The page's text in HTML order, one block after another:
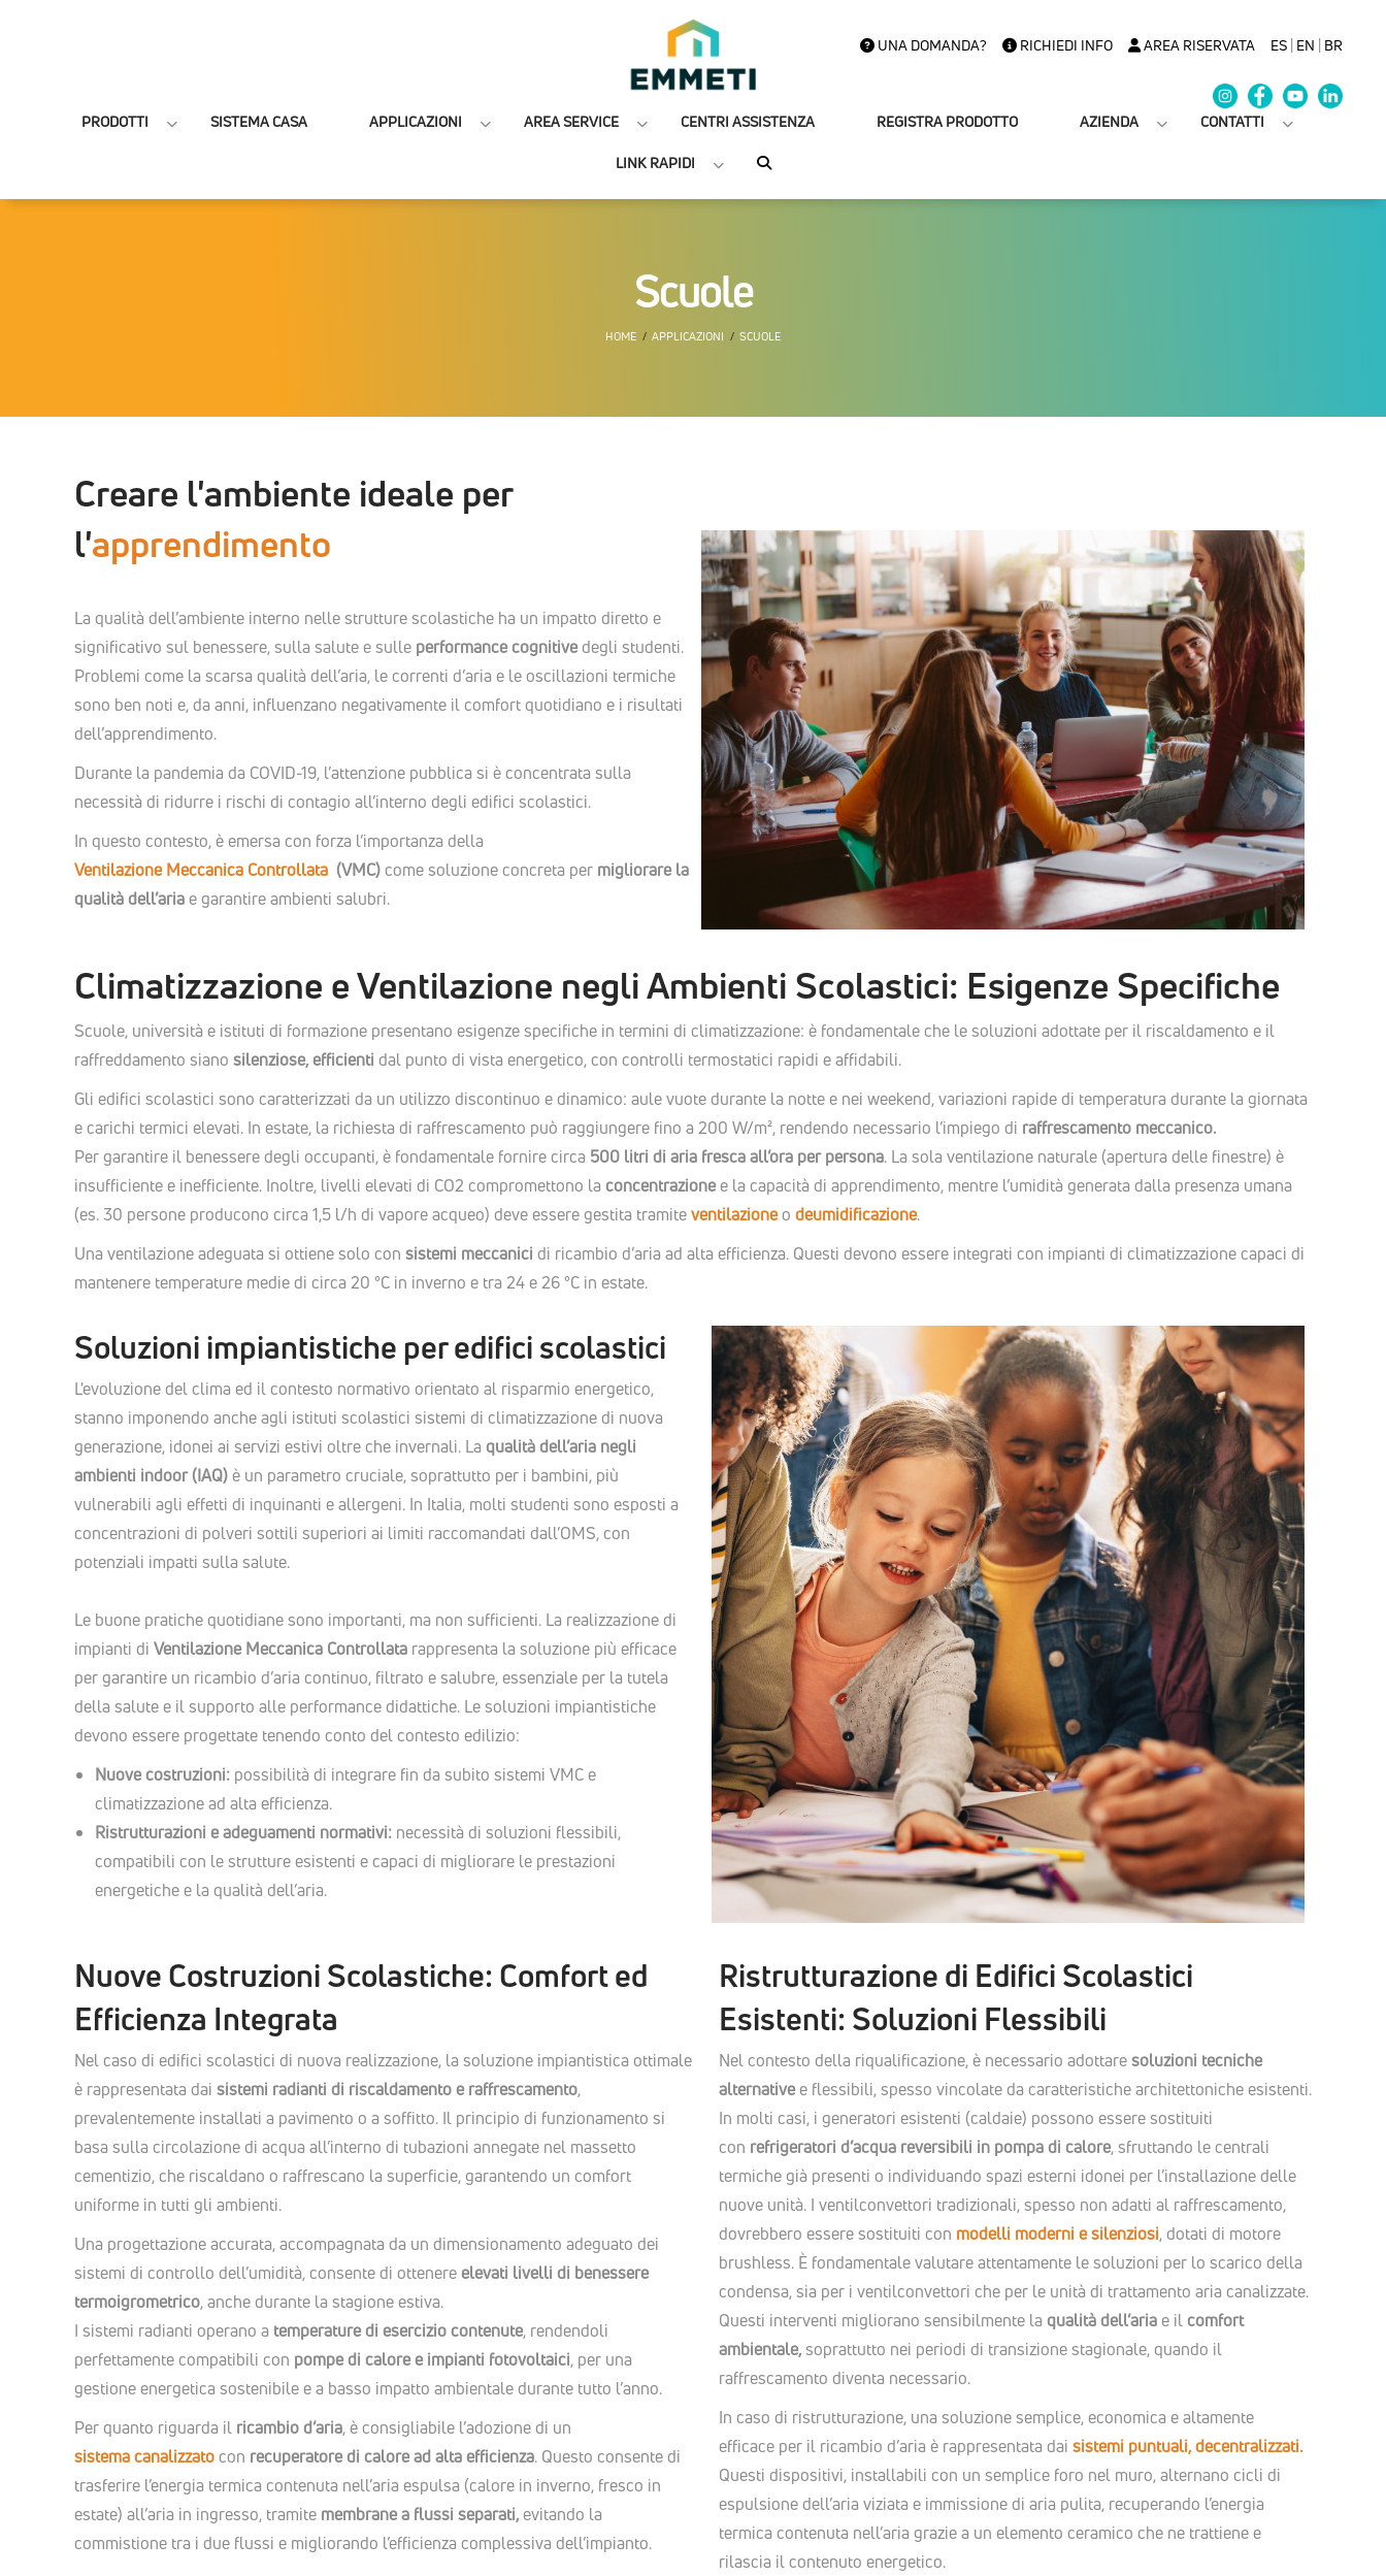
UNA DOMANDA? RICHIEDI INFO AREA RISERVATA ES| EN | BR
PRODOTTI SISTEMA CASA APPLICAZIONI AREA SERVICE CENTRI ASSISTENZA REGISTRA PRODOTTO AZIENDA CONTATTI
LINK RAPIDI
Scuole
HOME APPLICAZIONI SCUOLE
Creare l'ambiente ideale per
l'apprendimento
La qualità dell’ambiente interno nelle strutture scolastiche ha un impatto diretto e
significativo sul benessere, sulla salute e sulle performance cognitive degli studenti.
Problemi come la scarsa qualità dell’aria, le correnti d’aria e le oscillazioni termiche
sono ben noti e, da anni, influenzano negativamente il comfort quotidiano e i risultati
dell’apprendimento.
Durante la pandemia da COVID-19, l’attenzione pubblica si è concentrata sulla
necessità di ridurre i rischi di contagio all’interno degli edifici scolastici.
In questo contesto, è emersa con forza l’importanza della
Ventilazione Meccanica Controllata (VMC) come soluzione concreta per migliorare la
qualità dell’aria e garantire ambienti salubri.
Climatizzazione e Ventilazione negli Ambienti Scolastici: Esigenze Specifiche
Scuole, università e istituti di formazione presentano esigenze specifiche in termini di climatizzazione: è fondamentale che le soluzioni adottate per il riscaldamento e il
raffreddamento siano silenziose, efficienti dal punto di vista energetico, con controlli termostatici rapidi e affidabili.
Gli edifici scolastici sono caratterizzati da un utilizzo discontinuo e dinamico: aule vuote durante la notte e nei weekend, variazioni rapide di temperatura durante la giornata
e carichi termici elevati. In estate, la richiesta di raffrescamento può raggiungere fino a 200 W/m², rendendo necessario l’impiego di raffrescamento meccanico.
Per garantire il benessere degli occupanti, è fondamentale fornire circa 500 litri di aria fresca all’ora per persona. La sola ventilazione naturale (apertura delle finestre) è
insufficiente e inefficiente. Inoltre, livelli elevati di CO2 compromettono la concentrazione e la capacità di apprendimento, mentre l’umidità generata dalla presenza umana
(es. 30 persone producono circa 1,5 l/h di vapore acqueo) deve essere gestita tramiteventilazioneo deumidificazione.
Una ventilazione adeguata si ottiene solo con sistemi meccanici di ricambio d’aria ad alta efficienza. Questi devono essere integrati con impianti di climatizzazione capaci di
mantenere temperature medie di circa 20 °C in inverno e tra 24 e 26 °C in estate.
Soluzioni impiantistiche per edifici scolastici
L'evoluzione del clima ed il contesto normativo orientato al risparmio energetico,
stanno imponendo anche agli istituti scolastici sistemi di climatizzazione di nuova
generazione, idonei ai servizi estivi oltre che invernali. La qualità dell’aria negli
ambienti indoor (IAQ) è un parametro cruciale, soprattutto per i bambini, più
vulnerabili agli effetti di inquinanti e allergeni. In Italia, molti studenti sono esposti a
concentrazioni di polveri sottili superiori ai limiti raccomandati dall’OMS, con
potenziali impatti sulla salute.
Le buone pratiche quotidiane sono importanti, ma non sufficienti. La realizzazione di
impianti di Ventilazione Meccanica Controllata rappresenta la soluzione più efficace
per garantire un ricambio d’aria continuo, filtrato e salubre, essenziale per la tutela
della salute e il supporto alle performance didattiche. Le soluzioni impiantistiche
devono essere progettate tenendo conto del contesto edilizio:
Nuove costruzioni: possibilità di integrare fin da subito sistemi VMC e
climatizzazione ad alta efficienza.
Ristrutturazioni e adeguamenti normativi: necessità di soluzioni flessibili,
compatibili con le strutture esistenti e capaci di migliorare le prestazioni
energetiche e la qualità dell’aria.
Nuove Costruzioni Scolastiche: Comfort ed
Efficienza Integrata
Nel caso di edifici scolastici di nuova realizzazione, la soluzione impiantistica ottimale
è rappresentata dai sistemi radianti di riscaldamento e raffrescamento,
prevalentemente installati a pavimento o a soffitto. Il principio di funzionamento si
basa sulla circolazione di acqua all’interno di tubazioni annegate nel massetto
cementizio, che riscaldano o raffrescano la superficie, garantendo un comfort
uniforme in tutti gli ambienti.
Una progettazione accurata, accompagnata da un dimensionamento adeguato dei
sistemi di controllo dell’umidità, consente di ottenere elevati livelli di benessere
termoigrometrico, anche durante la stagione estiva.
I sistemi radianti operano a temperature di esercizio contenute, rendendoli
perfettamente compatibili con pompe di calore e impianti fotovoltaici, per una
gestione energetica sostenibile e a basso impatto ambientale durante tutto l’anno.
Per quanto riguarda il ricambio d’aria, è consigliabile l’adozione di un
sistema canalizzato con recuperatore di calore ad alta efficienza. Questo consente di
trasferire l’energia termica contenuta nell’aria espulsa (calore in inverno, fresco in
estate) all’aria in ingresso, tramite membrane a flussi separati, evitando la
commistione tra i due flussi e migliorando l’efficienza complessiva dell’impianto.
Ristrutturazione di Edifici Scolastici
Esistenti: Soluzioni Flessibili
Nel contesto della riqualificazione, è necessario adottaresoluzioni tecniche
alternative e flessibili, spesso vincolate da caratteristiche architettoniche esistenti.
In molti casi, i generatori esistenti (caldaie) possono essere sostituiti
con refrigeratori d’acqua reversibili in pompa di calore, sfruttando le centrali
termiche già presenti o individuando spazi esterni idonei per l’installazione delle
nuove unità. I ventilconvettori tradizionali, spesso non adatti al raffrescamento,
dovrebbero essere sostituiti con modelli moderni e silenziosi, dotati di motore
brushless. È fondamentale valutare attentamente le soluzioni per lo scarico della
condensa, sia per i ventilconvettori che per le unità di trattamento aria canalizzate.
Questi interventi migliorano sensibilmente la qualità dell’aria e il comfort
ambientale,soprattutto nei periodi di transizione stagionale, quando il
raffrescamento diventa necessario.
In caso di ristrutturazione, una soluzione semplice, economica e altamente
efficace per il ricambio d’aria è rappresentata dai sistemi puntuali, decentralizzati.
Questi dispositivi, installabili con un semplice foro nel muro, alternano cicli di
espulsione dell’aria viziata e immissione di aria pulita, recuperando l’energia
termica contenuta nell’aria grazie a un elemento ceramico che ne trattiene e
rilascia il contenuto energetico.